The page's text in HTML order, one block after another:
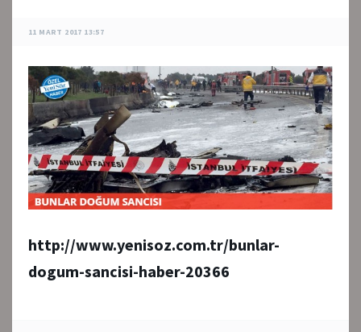
11 MART 2017 13:57
http://www.yenisoz.com.tr/bunlar-
dogum-sancisi-haber-20366